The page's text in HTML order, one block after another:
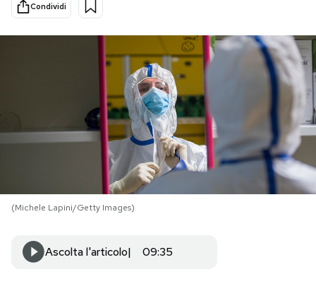
Sport
NEWSLETTER
SHOP
CALENDARIO
Condividi
(Michele Lapini/Getty Images)
Ascolta l'articolo 09:35